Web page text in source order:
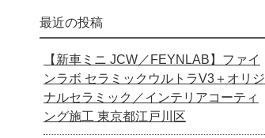
最近の投稿
【新車ミニ JCW／FEYNLAB】ファイ
ンラボ セラミックウルトラV3＋オリジ
ナルセラミック／インテリアコーティ
ング施工 東京都江戸川区